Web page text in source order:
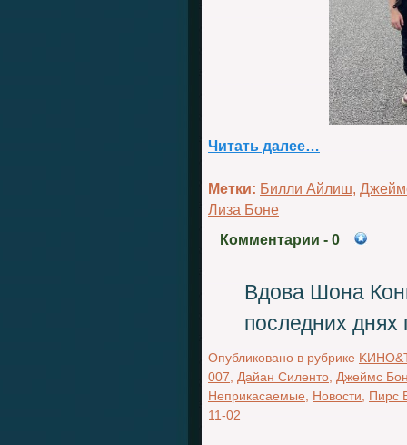
Читать далее…
Метки: Билли Айлиш,
Лиза Боне
Комментарии - 0
Вдова Шона
последних
Опубликовано в рубрике
007
Дайан Силенто Джеймс
Неприкасаемые
Новости
Пирс
11-02